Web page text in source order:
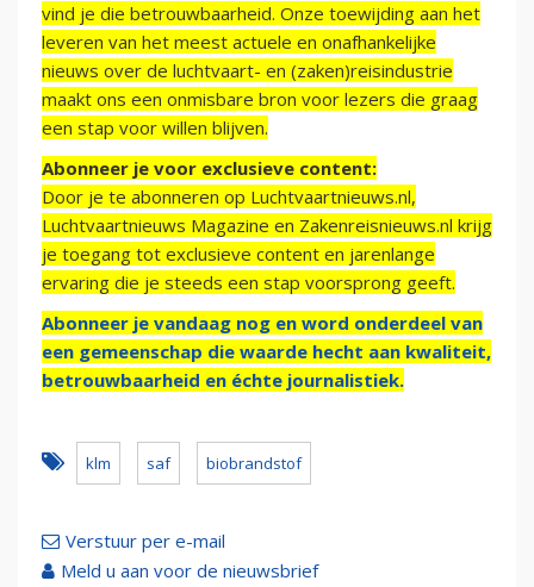
vind je die betrouwbaarheid. Onze toewijding aan het
leveren van het meest actuele en onafhankelijke
nieuws over de luchtvaart- en (zaken)reisindustrie
maakt ons een onmisbare bron voor lezers die graag
een stap voor willen blijven.
Abonneer je voor exclusieve content:
Door je te abonneren op Luchtvaartnieuws.nl,
Luchtvaartnieuws Magazine en Zakenreisnieuws.nl krijg
je toegang tot exclusieve content en jarenlange
ervaring die je steeds een stap voorsprong geeft.
Abonneer je vandaag nog en word onderdeel van
een gemeenschap die waarde hecht aan kwaliteit,
betrouwbaarheid en échte journalistiek.
klm saf biobrandstof
Verstuur per e-mail
Meld u aan voor de nieuwsbrief